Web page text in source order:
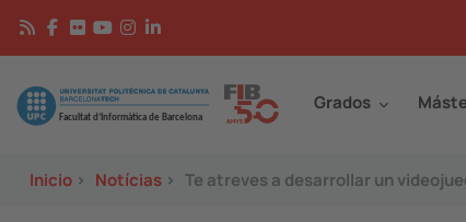
Pasar al contenido principal
Image Grados
Inicio > Notícias > Te atreves a desarrollar un